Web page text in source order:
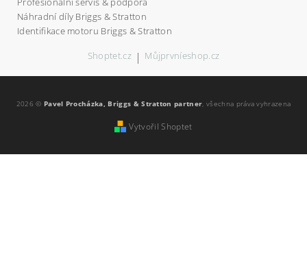
Náhradní díly Briggs & Stratton
Identifikace motoru Briggs & Stratton
Shoptet.cz | Můjprvníeshop.cz
2026 © Pavel Procházka, Briggs & Stratton partner, všechna práva vyhrazena
Vytvořil Shoptet